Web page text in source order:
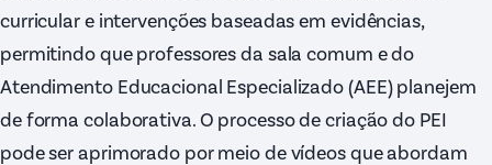
curricular e intervenções baseadas em evidências,
permitindo que professores da sala comum e do
Atendimento Educacional Especializado (AEE) planejem
de forma colaborativa. O processo de criação do PEI
pode ser aprimorado por meio de vídeos que abordam